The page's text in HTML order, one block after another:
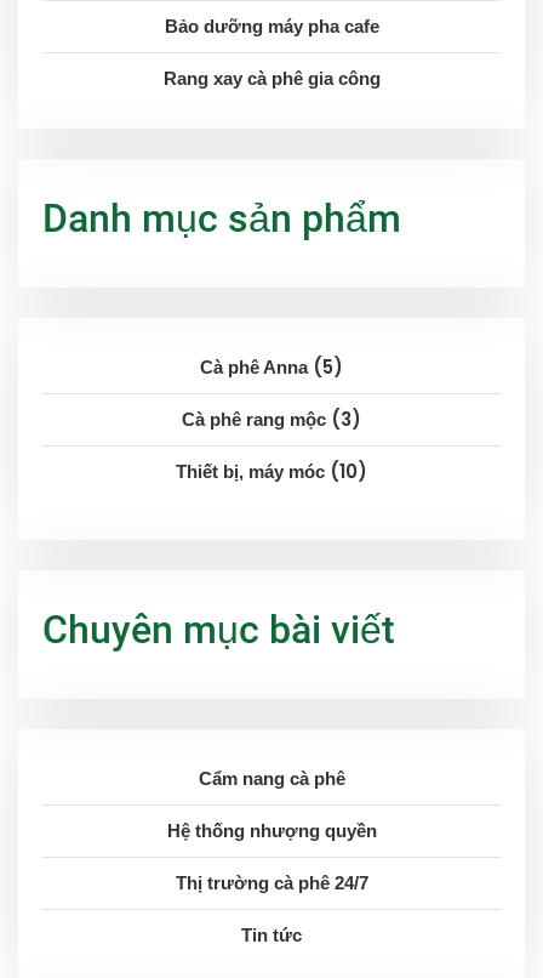
Bảo dưỡng máy pha cafe
Rang xay cà phê gia công
Danh mục sản phẩm
Cà phê Anna 5
Cà phê rang mộc 3
Thiết bị, máy móc 10
Chuyên mục bài viết
Cẩm nang cà phê
Hệ thống nhượng quyền
Thị trường cà phê 24/7
Tin tức